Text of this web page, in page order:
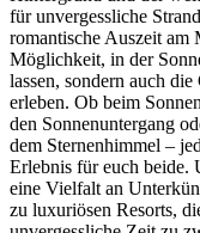
für unvergessliche
romantische Auszeit am
Möglichkeit, in der
lassen, sondern auch
erleben. Ob beim
den Sonnenuntergang
dem Sternenhimmel –
Erlebnis für euch beide.
eine Vielfalt an
zu luxuriösen Resorts,